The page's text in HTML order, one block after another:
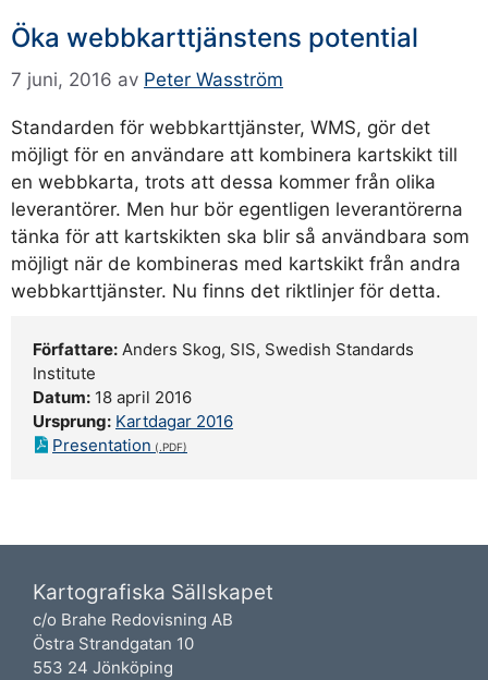
Öka webbkarttjänstens potential
7 juni, 2016 av Peter Wasström
Standarden för webbkarttjänster, WMS, gör det
möjligt för en användare att kombinera kartskikt till
en webbkarta, trots att dessa kommer från olika
leverantörer. Men hur bör egentligen leverantörerna
tänka för att kartskikten ska blir så användbara som
möjligt när de kombineras med kartskikt från andra
webbkarttjänster. Nu finns det riktlinjer för detta.
Författare: Anders Skog, SIS, Swedish Standards
Institute
Datum: 18 april 2016
Ursprung: Kartdagar 2016
Presentation
Kartografiska Sällskapet
c/o Brahe Redovisning AB
Östra Strandgatan 10
553 24 Jönköping